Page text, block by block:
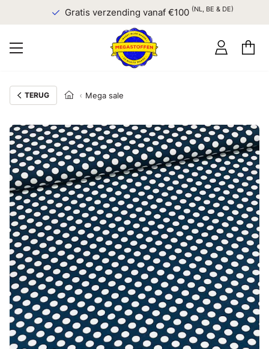
Gratis verzending vanaf €100 (NL, BE & DE)
TERUG Mega sale